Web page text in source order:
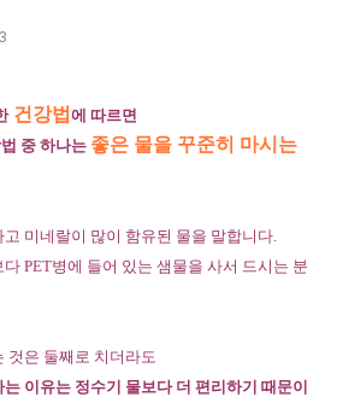
건강법 에 따르면
중 하나는 좋은 물을 꾸준히 마시는
미네랄이 많이 함유된 물을 말합니다.
PET병에 들어 있는 샘물을 사서 드시는 분
것은 둘째로 치더라도
이유는 정수기 물보다 더 편리하기 때문이